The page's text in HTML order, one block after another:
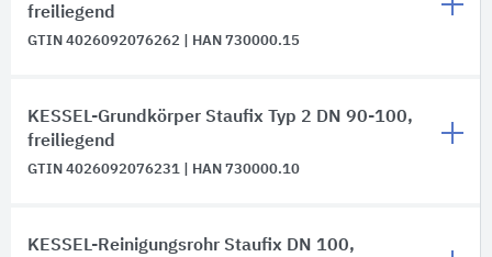
freiliegend
GTIN 4026092076262 | HAN 730000.15
KESSEL-Grundkörper Staufix Typ 2 DN 90-100,
freiliegend
GTIN 4026092076231 | HAN 730000.10
KESSEL-Reinigungsrohr Staufix DN 100,